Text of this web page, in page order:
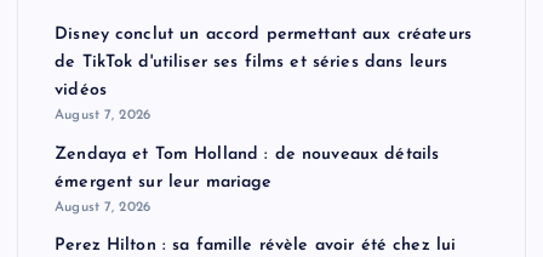
Disney conclut un accord permettant aux créateurs
de TikTok d'utiliser ses films et séries dans leurs
vidéos
August 7, 2026
Zendaya et Tom Holland : de nouveaux détails
émergent sur leur mariage
August 7, 2026
Perez Hilton : sa famille révèle avoir été chez lui